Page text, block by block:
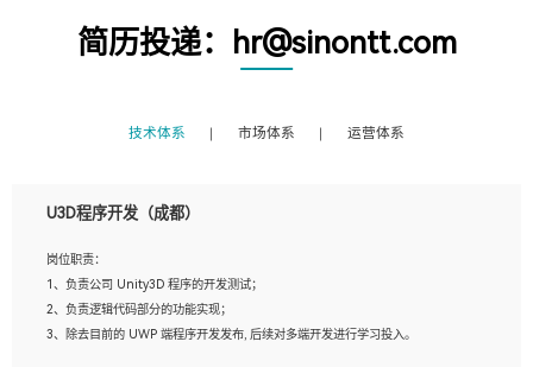
简历投递：hr@sinontt.com
技术体系 市场体系 运营体系
U3D程序开发（成都）
岗位职责：
1、负责公司 Unity3D 程序的开发测试；
2、负责逻辑代码部分的功能实现；
3、除去目前的 UWP 端程序开发发布, 后续对多端开发进行学习投入。